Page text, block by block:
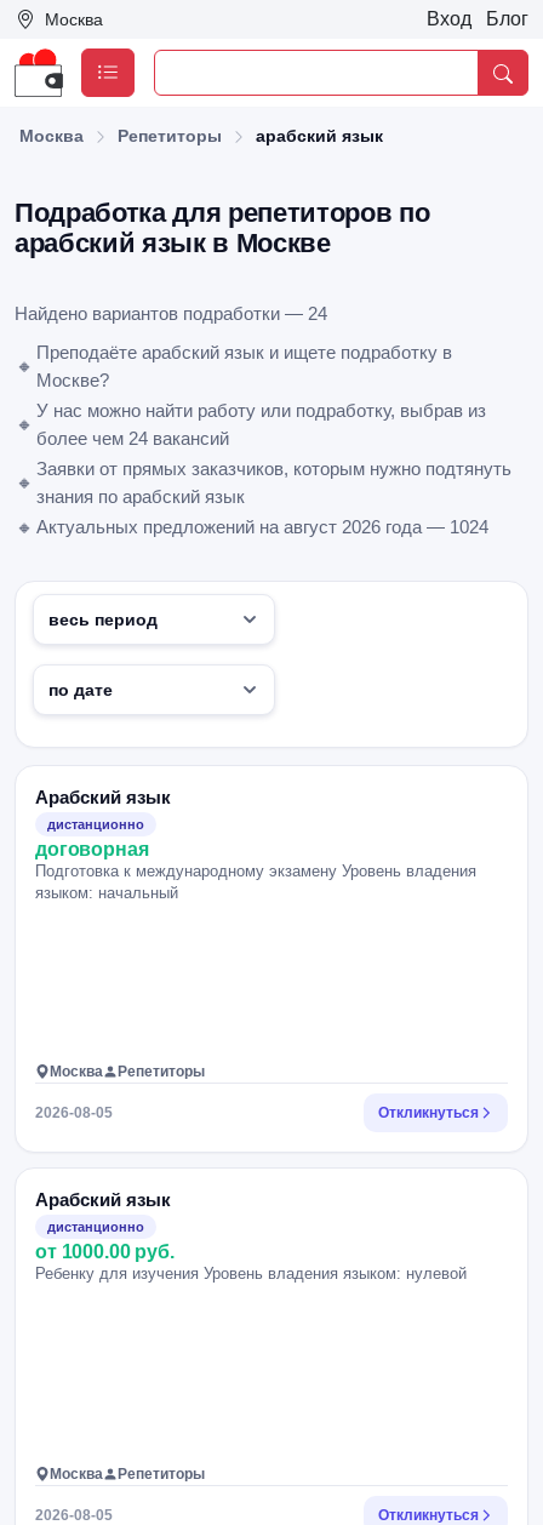
Москва Вход Блог
Москва Репетиторы арабский язык
Подработка для репетиторов по
арабский язык в Москве
Найдено вариантов подработки — 24
🔸
Преподаёте арабский язык и ищете подработку в
Москве?
🔸
У нас можно найти работу или подработку, выбрав из
более чем 24 вакансий
🔸
Заявки от прямых заказчиков, которым нужно подтянуть
знания по арабский язык
🔸 Актуальных предложений на август 2026 года — 1024
Арабский язык
дистанционно
договорная
Подготовка к международному экзамену Уровень владения
языком: начальный
Москва Репетиторы
2026-08-05 Откликнуться
Арабский язык
дистанционно
от 1000.00 руб.
Ребенку для изучения Уровень владения языком: нулевой
Москва Репетиторы
2026-08-05 Откликнуться